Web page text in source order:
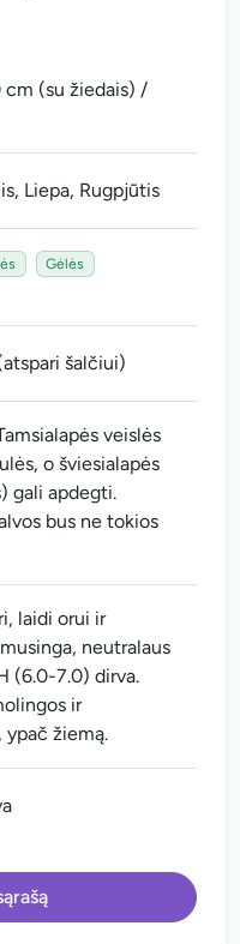
(su žiedais) /
Liepa, Rugpjūtis
Gėlės
šalčiui)
veislės
o šviesialapės
gali apdegti.
bus ne tokios
laidi orui ir
neutralaus
(6.0-7.0) dirva.
ir
ypač žiemą.